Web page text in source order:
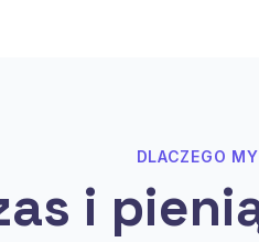
DLACZEGO MY
i